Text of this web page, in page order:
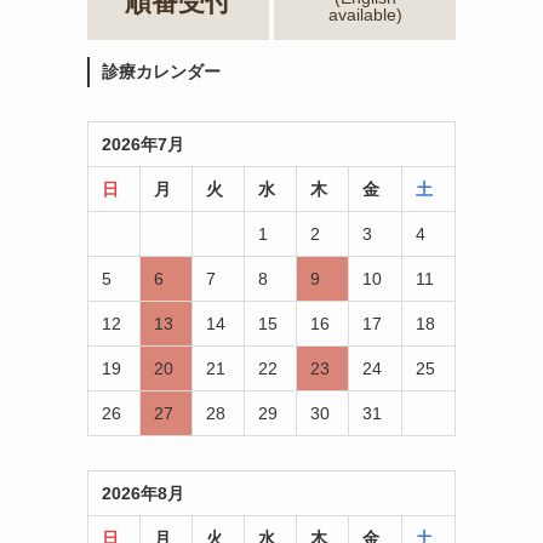
available)
診療カレンダー
2026年7月
日 月 火 水 木 金 土
1 2 3 4
5 6 7 8 9 10 11
12 13 14 15 16 17 18
19 20 21 22 23 24 25
26 27 28 29 30 31
2026年8月
日 月 火 水 木 金 土